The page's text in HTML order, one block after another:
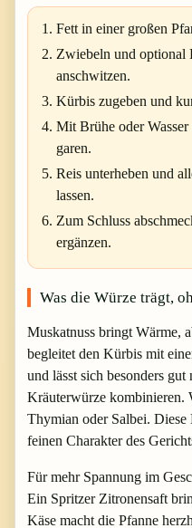
Fett in einer großen
Zwiebeln und optional
anschwitzen.
Kürbis zugeben und
Mit Brühe oder
garen.
Reis unterheben und
lassen.
Zum Schluss
ergänzen.
Was die Würze trägt,
Muskatnuss bringt Wärme,
begleitet den Kürbis mit
und lässt sich besonders
Kräuterwürze kombinieren.
Thymian oder Salbei.
feinen Charakter des
Für mehr Spannung im
Ein Spritzer Zitronensaft
Käse macht die Pfanne